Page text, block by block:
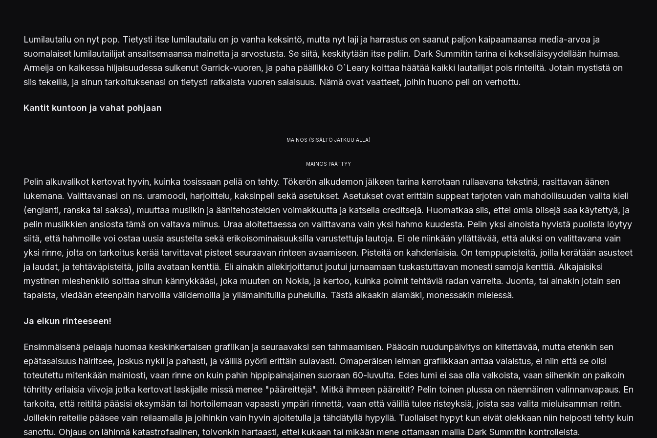
Lumilautailu on nyt pop. Tietysti itse lumilautailu on jo vanha keksintö, mutta nyt laji ja harrastus on saanut paljon kaipaamaansa media-arvoa ja
suomalaiset lumilautailijat ansaitsemaansa mainetta ja arvostusta. Se siitä, keskitytään itse peliin. Dark Summitin tarina ei kekseliäisyydellään huimaa.
Armeija on kaikessa hiljaisuudessa sulkenut Garrick-vuoren, ja paha päällikkö O`Leary koittaa häätää kaikki lautailijat pois rinteiltä. Jotain mystistä on
siis tekeillä, ja sinun tarkoituksenasi on tietysti ratkaista vuoren salaisuus. Nämä ovat vaatteet, joihin huono peli on verhottu.
Kantit kuntoon ja vahat pohjaan
Pelin alkuvalikot kertovat hyvin, kuinka tosissaan peliä on tehty. Tökerön alkudemon jälkeen tarina kerrotaan rullaavana tekstinä, rasittavan äänen
lukemana. Valittavanasi on ns. uramoodi, harjoittelu, kaksinpeli sekä asetukset. Asetukset ovat erittäin suppeat tarjoten vain mahdollisuuden valita kieli
(englanti, ranska tai saksa), muuttaa musiikin ja äänitehosteiden voimakkuutta ja katsella creditsejä. Huomatkaa siis, ettei omia biisejä saa käytettyä, ja
pelin musiikkien ansiosta tämä on valtava miinus. Uraa aloitettaessa on valittavana vain yksi hahmo kuudesta. Pelin yksi ainoista hyvistä puolista löytyy
siitä, että hahmoille voi ostaa uusia asusteita sekä erikoisominaisuuksilla varustettuja lautoja. Ei ole niinkään yllättävää, että aluksi on valittavana vain
yksi rinne, jolta on tarkoitus kerää tarvittavat pisteet seuraavan rinteen avaamiseen. Pisteitä on kahdenlaisia. On temppupisteitä, joilla kerätään asusteet
ja laudat, ja tehtäväpisteitä, joilla avataan kenttiä. Eli ainakin allekirjoittanut joutui jurnaamaan tuskastuttavan monesti samoja kenttiä. Alkajaisiksi
mystinen mieshenkilö soittaa sinun kännykkääsi, joka muuten on Nokia, ja kertoo, kuinka poimit tehtäviä radan varrelta. Juonta, tai ainakin jotain sen
tapaista, viedään eteenpäin harvoilla välidemoilla ja yllämainituilla puheluilla. Tästä alkaakin alamäki, monessakin mielessä.
Ja eikun rinteeseen!
Ensimmäisenä pelaaja huomaa keskinkertaisen grafiikan ja seuraavaksi sen tahmaamisen. Pääosin ruudunpäivitys on kiitettävää, mutta etenkin sen
epätasaisuus häiritsee, joskus nykii ja pahasti, ja välillä pyörii erittäin sulavasti. Omaperäisen leiman grafiikkaan antaa valaistus, ei niin että se olisi
toteutettu mitenkään mainiosti, vaan rinne on kuin pahin hippipainajainen suoraan 60-luvulta. Edes lumi ei saa olla valkoista, vaan siihenkin on paikoin
töhritty erilaisia viivoja jotka kertovat laskijalle missä menee "pääreittejä". Mitkä ihmeen pääreitit? Pelin toinen plussa on näennäinen valinnanvapaus. En
tarkoita, että reitiltä pääsisi eksymään tai hortoilemaan vapaasti ympäri rinnettä, vaan että välillä tulee risteyksiä, joista saa valita mieluisamman reitin.
Joillekin reiteille pääsee vain reilaamalla ja joihinkin vain hyvin ajoitetulla ja tähdätyllä hypyllä. Tuollaiset hypyt kun eivät olekkaan niin helposti tehty kuin
sanottu. Ohjaus on lähinnä katastrofaalinen, toivonkin hartaasti, ettei kukaan tai mikään mene ottamaan mallia Dark Summitin kontrolleista.